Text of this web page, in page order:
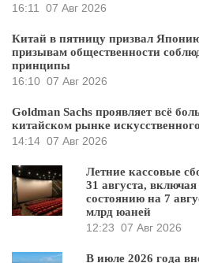
16:11 07 Авг 2026
Китай в пятницу призвал
призывам общественности
принципы
16:10 07 Авг 2026
Goldman Sachs проявляет всё
китайском рынке
14:14 07 Авг 2026
Летние кассовые
31 августа,
состоянию на 7
млрд юаней
12:23 07 Авг 2026
В июле 2026 года